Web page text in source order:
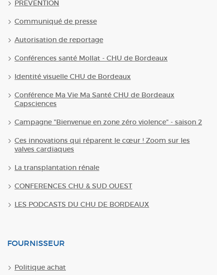
PREVENTION
Communiqué de presse
Autorisation de reportage
Conférences santé Mollat - CHU de Bordeaux
Identité visuelle CHU de Bordeaux
Conférence Ma Vie Ma Santé CHU de Bordeaux
Capsciences
Campagne "Bienvenue en zone zéro violence" - saison 2
Ces innovations qui réparent le cœur ! Zoom sur les
valves cardiaques
La transplantation rénale
CONFERENCES CHU & SUD OUEST
LES PODCASTS DU CHU DE BORDEAUX
FOURNISSEUR
Politique achat